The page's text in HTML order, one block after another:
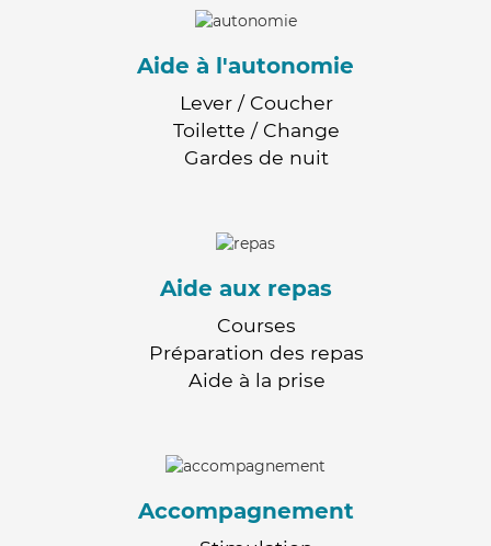
Aide à l'autonomie
Lever / Coucher
Toilette / Change
Gardes de nuit
Aide aux repas
Courses
Préparation des repas
Aide à la prise
Accompagnement